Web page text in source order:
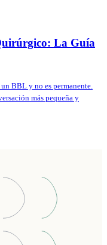
La Guía
BBL y no es permanente.
más pequeña y